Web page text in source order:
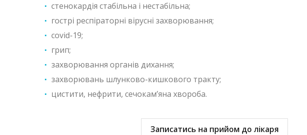
стенокардія стабільна і нестабільна;
гострі респіраторні вірусні захворювання;
сovid-19;
грип;
захворювання органів дихання;
захворювань шлунково-кишкового тракту;
цистити, нефрити, сечокам’яна хвороба.
Записатись на прийом до лікаря